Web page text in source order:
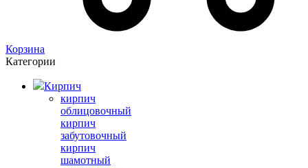
Корзина
Категории
Кирпич
кирпич
облицовочный
кирпич
забутовочный
кирпич
шамотный